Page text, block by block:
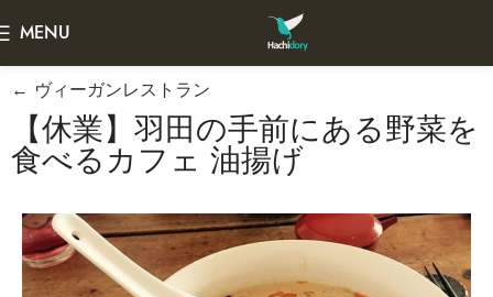
MENU
← ヴィーガンレストラン
【休業】羽田の手前にある野菜を
食べるカフェ 油揚げ